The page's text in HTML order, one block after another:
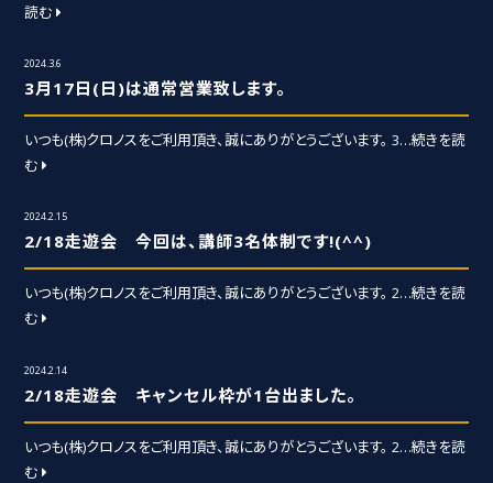
読む
2024.3.6
3月17日(日)は通常営業致します。
いつも(株)クロノスをご利用頂き、誠にありがとうございます。 3…続きを読
む
2024.2.15
2/18走遊会 今回は、講師3名体制です!(^^)
いつも(株)クロノスをご利用頂き、誠にありがとうございます。 2…続きを読
む
2024.2.14
2/18走遊会 キャンセル枠が1台出ました。
いつも(株)クロノスをご利用頂き、誠にありがとうございます。 2…続きを読
む